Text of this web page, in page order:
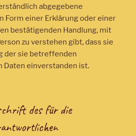
abgegebene
Form einer Erklärung oder einer
bestätigenden Handlung, mit
zu verstehen gibt, dass sie
der sie betreffenden
Daten einverstanden ist.
des für die